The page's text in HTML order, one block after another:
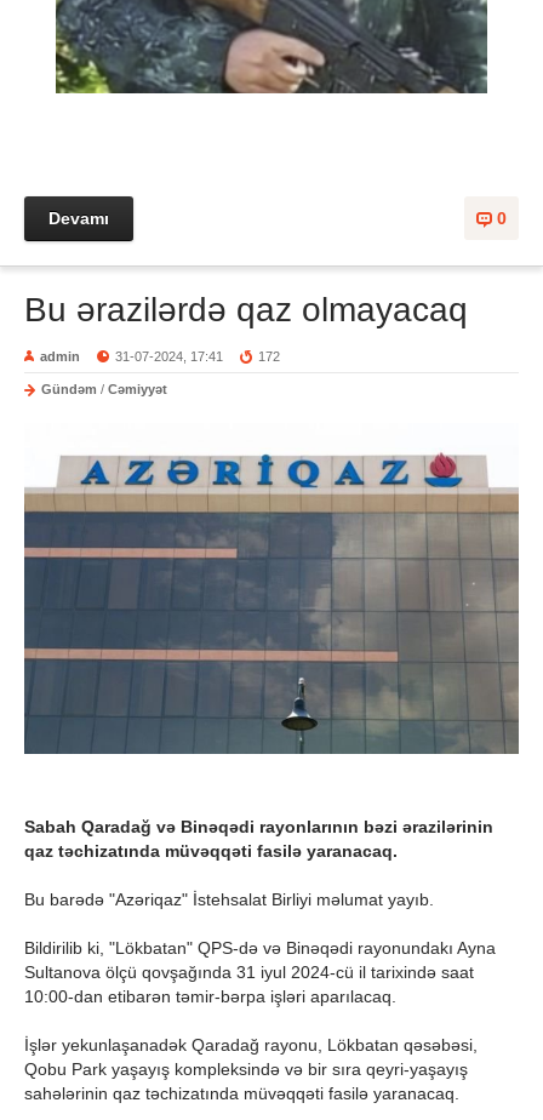
0
Devamı
Bu ərazilərdə qaz olmayacaq
admin 31-07-2024, 17:41 172
Gündəm / Cəmiyyət
Sabah Qaradağ və Binəqədi rayonlarının bəzi ərazilərinin
qaz təchizatında müvəqqəti fasilə yaranacaq.
Bu barədə "Azəriqaz" İstehsalat Birliyi məlumat yayıb.
Bildirilib ki, "Lökbatan" QPS-də və Binəqədi rayonundakı Ayna
Sultanova ölçü qovşağında 31 iyul 2024-cü il tarixində saat
10:00-dan etibarən təmir-bərpa işləri aparılacaq.
İşlər yekunlaşanadək Qaradağ rayonu, Lökbatan qəsəbəsi,
Qobu Park yaşayış kompleksində və bir sıra qeyri-yaşayış
sahələrinin qaz təchizatında müvəqqəti fasilə yaranacaq.